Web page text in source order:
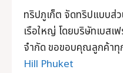
ทริปภูเก็ต จัดทริปแบบส่
เรือใหญ่ โดยบริษัทเบสเ
จำกัด ขอขอบคุณลูกค้า
Hill Phuket